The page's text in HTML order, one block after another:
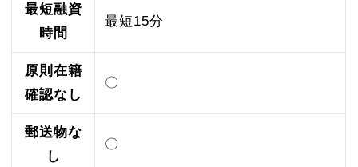
最短融資
時間
最短15分
原則在籍
確認なし
〇
郵送物な
し
〇